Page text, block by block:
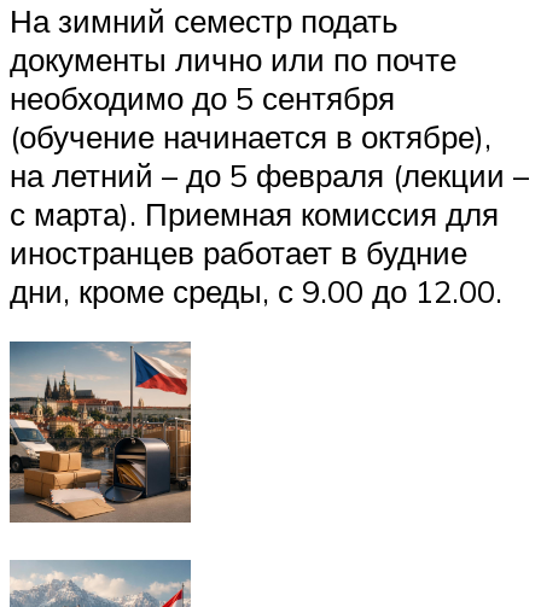
На зимний семестр подать
документы лично или по почте
необходимо до 5 сентября
(обучение начинается в октябре),
на летний – до 5 февраля (лекции –
с марта). Приемная комиссия для
иностранцев работает в будние
дни, кроме среды, с 9.00 до 12.00.